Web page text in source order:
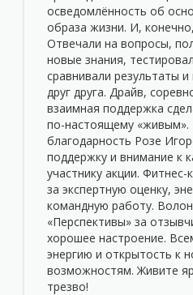
осведомлённость об
образа жизни. И,
Отвечали на вопросы,
новые знания,
сравнивали результаты
друг друга. Драйв,
взаимная поддержка
по-настоящему
благодарность Розе
поддержку и внимание к
участнику акции. Фитнес-
за экспертную оценку,
командную работу.
«Перспективы» за
хорошее настроение.
энергию и открытость к
возможностям. Живите
трезво!